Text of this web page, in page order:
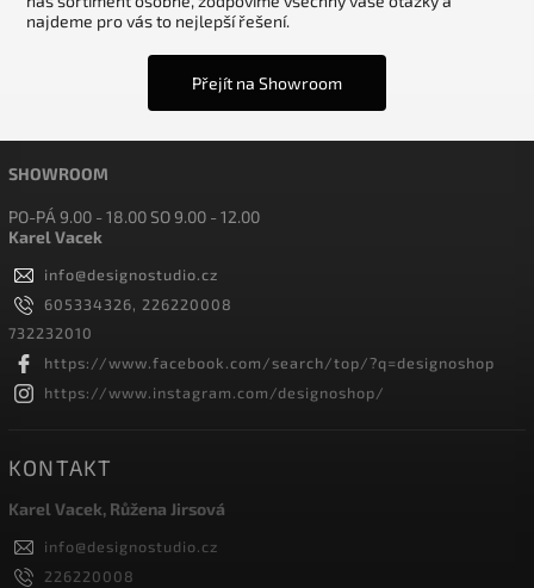
najdeme pro vás to nejlepší řešení.
Přejít na Showroom
SHOWROOM
PO-PÁ 9.00 - 18.00 SO 9.00 - 12.00
Karel Vacek
info@designostudio.cz
605334326, 226220008
732232010
https://www.facebook.com/search/top/?q=designoshop
https://www.instagram.com/designoshop/
KONTAKT
Karel Vacek, Růžena Jirsová
info@designostudio.cz
226220008